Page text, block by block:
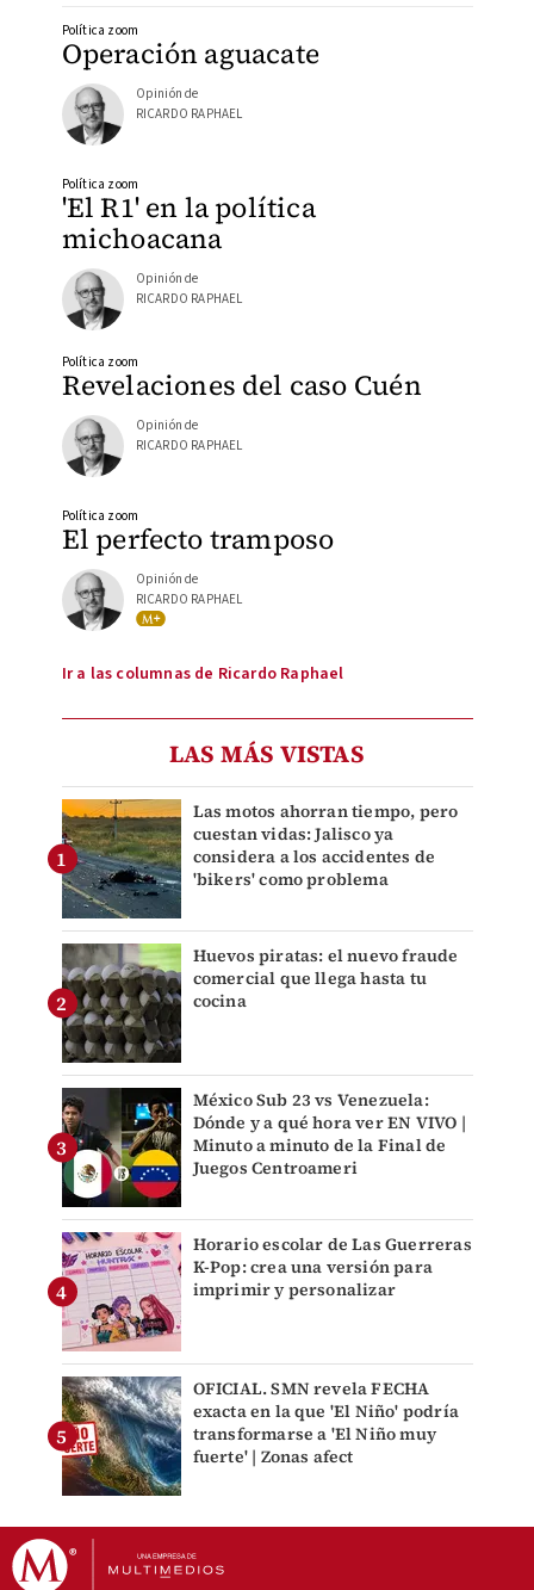
Operación aguacate
Política zoom
Opinión de
RICARDO RAPHAEL
'El R1' en la política
michoacana
Política zoom
Opinión de
RICARDO RAPHAEL
Revelaciones del caso Cuén
Política zoom
Opinión de
RICARDO RAPHAEL
El perfecto tramposo
Política zoom
Opinión de
RICARDO RAPHAEL
Ir a las columnas de Ricardo Raphael
LAS MÁS VISTAS
Las motos ahorran tiempo, pero
cuestan vidas: Jalisco ya
considera a los accidentes de
'bikers' como problema
Huevos piratas: el nuevo fraude
comercial que llega hasta tu
cocina
México Sub 23 vs Venezuela:
Dónde y a qué hora ver EN VIVO |
Minuto a minuto de la Final de
Juegos Centroameri
Horario escolar de Las Guerreras
K-Pop: crea una versión para
imprimir y personalizar
OFICIAL. SMN revela FECHA
exacta en la que 'El Niño' podría
transformarse a 'El Niño muy
fuerte' | Zonas afect